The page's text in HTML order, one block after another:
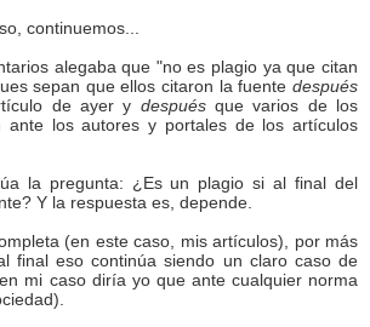
continuemos...
alegaba que "no es plagio ya que citan
sepan que ellos citaron la fuente después
de ayer y despuésque varios de los
ante los autores y portales de los artículos
la pregunta: ¿Es un plagio si al final del
Y la respuesta es, depende.
(en este caso, mis artículos), por más
final eso continúa siendo un claro caso de
mi caso diría yo que ante cualquier norma